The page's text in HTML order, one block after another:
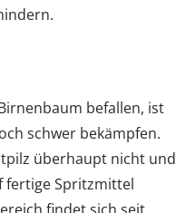
befallen, ist
schwer bekämpfen.
überhaupt nicht und
fertige Spritzmittel